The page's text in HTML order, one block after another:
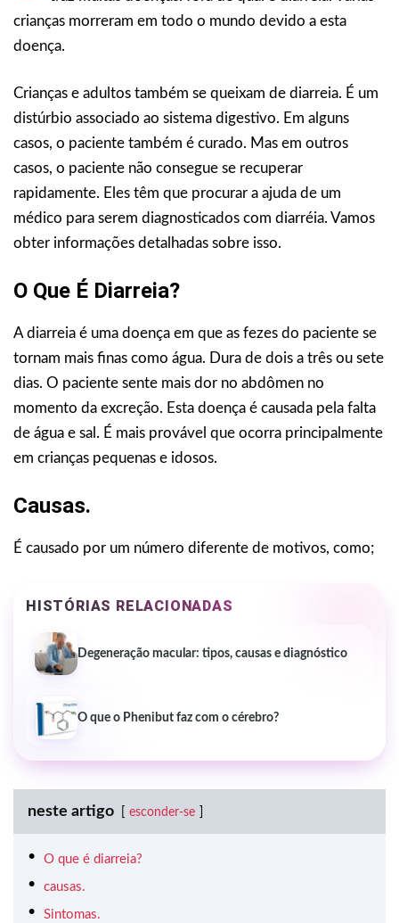
crianças morreram em todo o mundo devido a esta
doença.
Crianças e adultos também se queixam de diarreia. É um
distúrbio associado ao sistema digestivo. Em alguns
casos, o paciente também é curado. Mas em outros
casos, o paciente não consegue se recuperar
rapidamente. Eles têm que procurar a ajuda de um
médico para serem diagnosticados com diarréia. Vamos
obter informações detalhadas sobre isso.
O Que É Diarreia?
A diarreia é uma doença em que as fezes do paciente se
tornam mais finas como água. Dura de dois a três ou sete
dias. O paciente sente mais dor no abdômen no
momento da excreção. Esta doença é causada pela falta
de água e sal. É mais provável que ocorra principalmente
em crianças pequenas e idosos.
Causas.
É causado por um número diferente de motivos, como;
HISTÓRIAS RELACIONADAS
Degeneração macular: tipos, causas e diagnóstico
O que o Phenibut faz com o cérebro?
neste artigo esconder-se
O que é diarreia?
causas.
Sintomas.